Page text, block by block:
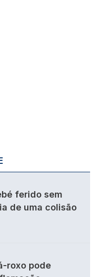
ferido sem
de uma colisão
roxo pode